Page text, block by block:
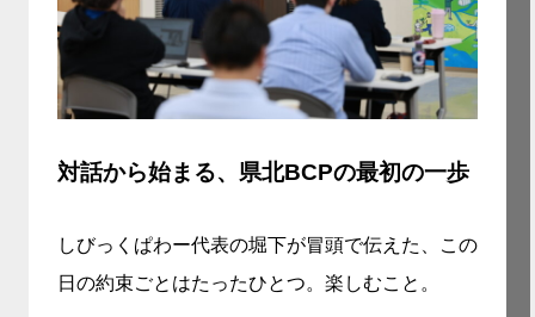
対話から始まる、県北BCPの最初の一歩
しびっくぱわー代表の堀下が冒頭で伝えた、この
日の約束ごとはたったひとつ。楽しむこと。